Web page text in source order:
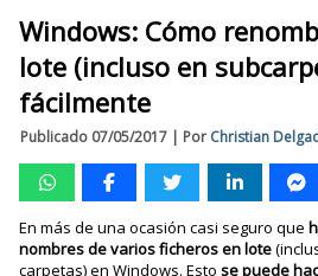
Windows: Cómo
lote (incluso en
fácilmente
Publicado 07/05/2017 | Por Christian
En más de una ocasión casi seguro que
nombres de varios ficheros en lote
carpetas) en Windows. Estose puede